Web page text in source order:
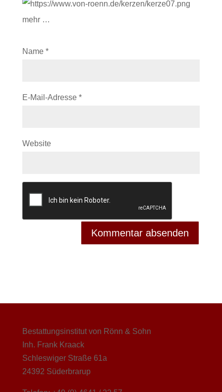
mehr …
Name *
E-Mail-Adresse *
Website
Bestattungsinstitut von Rönn & Sohn
Inh. Frank Kraack
Schleswiger Straße 61a
24392 Süderbrarup